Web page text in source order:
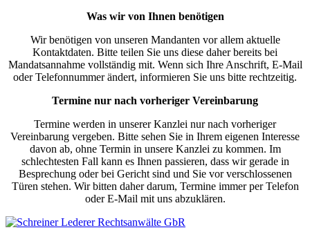
Was wir von Ihnen benötigen
Wir benötigen von unseren Mandanten vor allem aktuelle
Kontaktdaten. Bitte teilen Sie uns diese daher bereits bei
Mandatsannahme vollständig mit. Wenn sich Ihre Anschrift, E-Mail
oder Telefonnummer ändert, informieren Sie uns bitte rechtzeitig.
Termine nur nach vorheriger Vereinbarung
Termine werden in unserer Kanzlei nur nach vorheriger
Vereinbarung vergeben. Bitte sehen Sie in Ihrem eigenen Interesse
davon ab, ohne Termin in unsere Kanzlei zu kommen. Im
schlechtesten Fall kann es Ihnen passieren, dass wir gerade in
Besprechung oder bei Gericht sind und Sie vor verschlossenen
Türen stehen. Wir bitten daher darum, Termine immer per Telefon
oder E-Mail mit uns abzuklären.